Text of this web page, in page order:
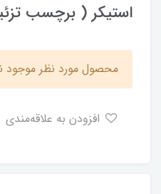
استیکر ( برچسب
محصول مورد نظر موجود